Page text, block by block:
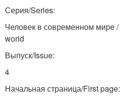
Серия/Series:
Человек в современном мире
world
Выпуск/Issue:
4
Начальная страница/First page: